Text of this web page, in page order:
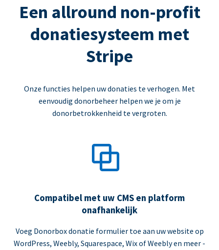
Een allround non-profit
donatiesysteem met
Stripe
Onze functies helpen uw donaties te verhogen. Met
eenvoudig donorbeheer helpen we je om je
donorbetrokkenheid te vergroten.
Compatibel met uw CMS en platform
onafhankelijk
Voeg Donorbox donatie formulier toe aan uw website op
WordPress, Weebly, Squarespace, Wix of Weebly en meer -